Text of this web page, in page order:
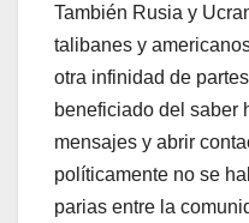
También Rusia y
talibanes y
otra infinidad de
beneficiado del saber
mensajes y abrir
políticamente no se
parias entre la